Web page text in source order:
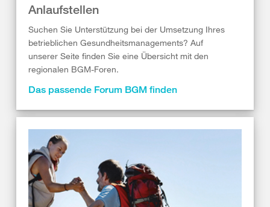
Anlaufstellen
Suchen Sie Unterstützung bei der Umsetzung Ihres
betrieblichen Gesundheitsmanagements? Auf
unserer Seite finden Sie eine Übersicht mit den
regionalen BGM-Foren.
Das passende Forum BGM finden